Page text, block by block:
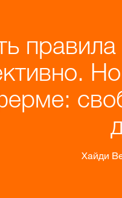
Хайди